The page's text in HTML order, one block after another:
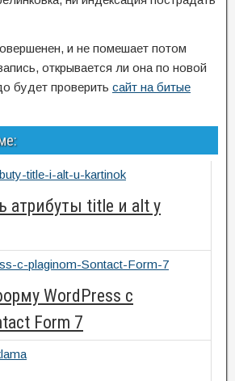
и не помешает потом
открывается ли она по новой
будет проверить сайт на битые
атрибуты title и alt у
WordPress c
Form 7